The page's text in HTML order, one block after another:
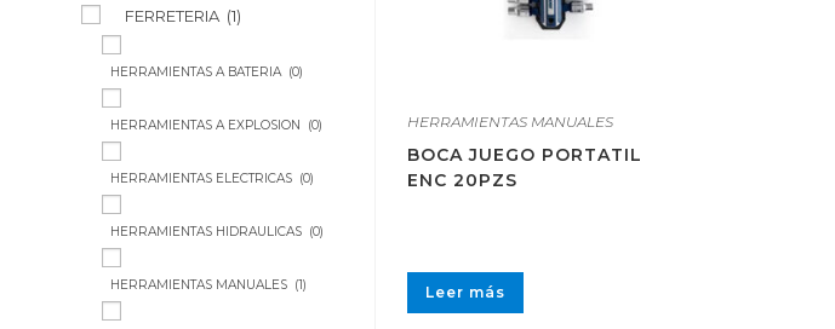
HERRAMIENTAS MANUALES
BOCA JUEGO PORTATIL
ENC 20PZS
Leer más
FERRETERIA (1)
HERRAMIENTAS A BATERIA (0)
HERRAMIENTAS A EXPLOSION (0)
HERRAMIENTAS ELECTRICAS (0)
HERRAMIENTAS HIDRAULICAS (0)
HERRAMIENTAS MANUALES (1)